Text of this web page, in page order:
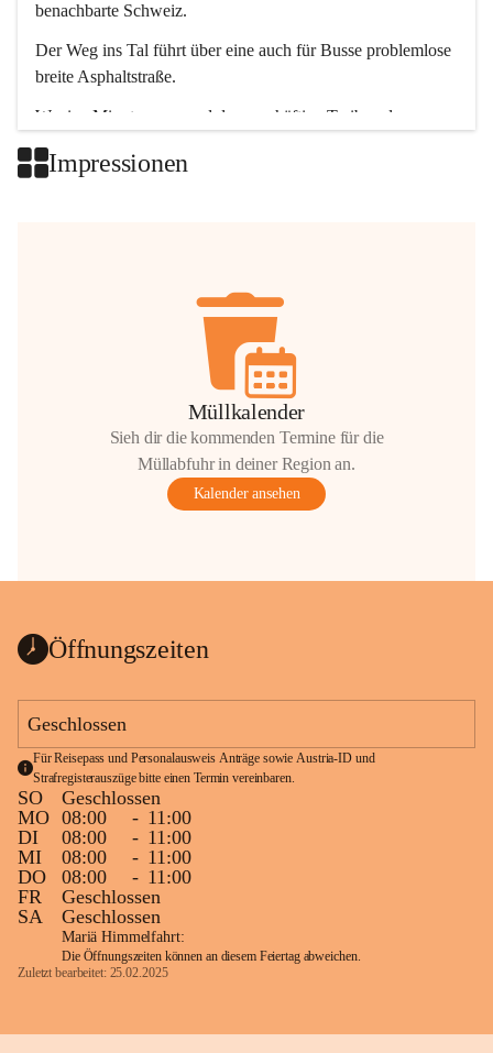
benachbarte Schweiz.
Der Weg ins Tal führt über eine auch für Busse problemlose
breite Asphaltstraße.
Wenige Minuten nur, und das geschäftige Treiben der
Impressionen
Müllkalender
Sieh dir die kommenden Termine für die
Müllabfuhr in deiner Region an.
Kalender ansehen
Öffnungszeiten
Geschlossen
Für Reisepass und Personalausweis Anträge sowie Austria-ID und
Strafregisterauszüge bitte einen Termin vereinbaren.
SO
Geschlossen
MO 08:00 - 11:00
DI
08:00 - 11:00
MI
08:00 - 11:00
DO
08:00 - 11:00
FR
Geschlossen
SA
Geschlossen
Mariä Himmelfahrt:
Die Öffnungszeiten können an diesem Feiertag abweichen.
Zuletzt bearbeitet: 25.02.2025